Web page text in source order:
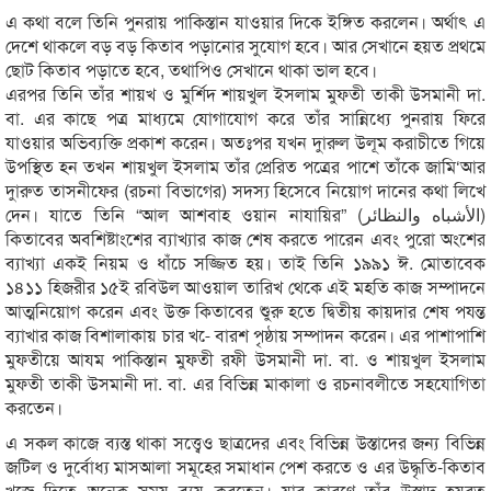
এ কথা বলে তিনি পুনরায় পাকিস্তান যাওয়ার দিকে ইঙ্গিত করলেন। অর্থাৎ এ
দেশে থাকলে বড় বড় কিতাব পড়ানোর সুযোগ হবে। আর সেখানে হয়ত প্রথমে
ছোট কিতাব পড়াতে হবে, তথাপিও সেখানে থাকা ভাল হবে।
এরপর তিনি তাঁর শায়খ ও মুর্শিদ শায়খুল ইসলাম মুফতী তাকী উসমানী দা.
বা. এর কাছে পত্র মাধ্যমে যোগাযোগ করে তাঁর সান্নিধ্যে পুনরায় ফিরে
যাওয়ার অভিব্যক্তি প্রকাশ করেন। অতঃপর যখন দাুরুল উলূম করাচীতে গিয়ে
উপস্থিত হন তখন শায়খুল ইসলাম তাঁর প্রেরিত পত্রের পাশে তাঁকে জামি‘আর
দাুরুত তাসনীফের (রচনা বিভাগের) সদস্য হিসেবে নিয়োগ দানের কথা লিখে
দেন। যাতে তিনি “আল আশবাহ ওয়ান নাযায়ির” (الأشباه والنظائر)
কিতাবের অবশিষ্টাংশের ব্যাখ্যার কাজ শেষ করতে পারেন এবং পুরো অংশের
ব্যাখ্যা একই নিয়ম ও ধাঁচে সজ্জিত হয়। তাই তিনি ১৯৯১ ঈ. মোতাবেক
১৪১১ হিজরীর ১৫ই রবিউল আওয়াল তারিখ থেকে এই মহতি কাজ সম্পাদনে
আত্মনিয়োগ করেন এবং উক্ত কিতাবের শুুরু হতে দ্বিতীয় কায়দার শেষ পযন্ত
ব্যাখার কাজ বিশালাকায় চার খ-ে বারশ পৃষ্ঠায় সম্পাদন করেন। এর পাশাপাশি
মুফতীয়ে আযম পাকিস্তান মুফতী রফী উসমানী দা. বা. ও শায়খুল ইসলাম
মুফতী তাকী উসমানী দা. বা. এর বিভিন্ন মাকালা ও রচনাবলীতে সহযোগিতা
করতেন।
এ সকল কাজে ব্যস্ত থাকা সত্ত্বেও ছাত্রদের এবং বিভিন্ন উস্তাদের জন্য বিভিন্ন
জটিল ও দুর্বোধ্য মাসআলা সমূহের সমাধান পেশ করতে ও এর উদ্ধৃতি-কিতাব